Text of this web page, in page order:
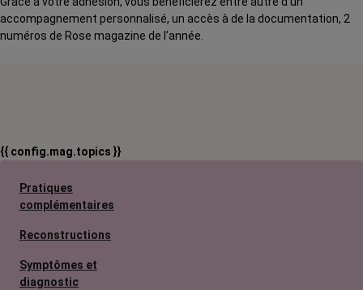
accompagnement personnalisé, un accès à de la documentation, 2
numéros de Rose magazine de l’année.
{{ config.mag.topics }}
Pratiques
complémentaires
Reconstructions
Symptômes et
diagnostic